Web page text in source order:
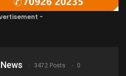
-
3472 Posts 0